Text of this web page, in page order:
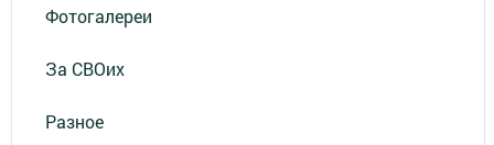
Фотогалереи
За СВОих
Разное